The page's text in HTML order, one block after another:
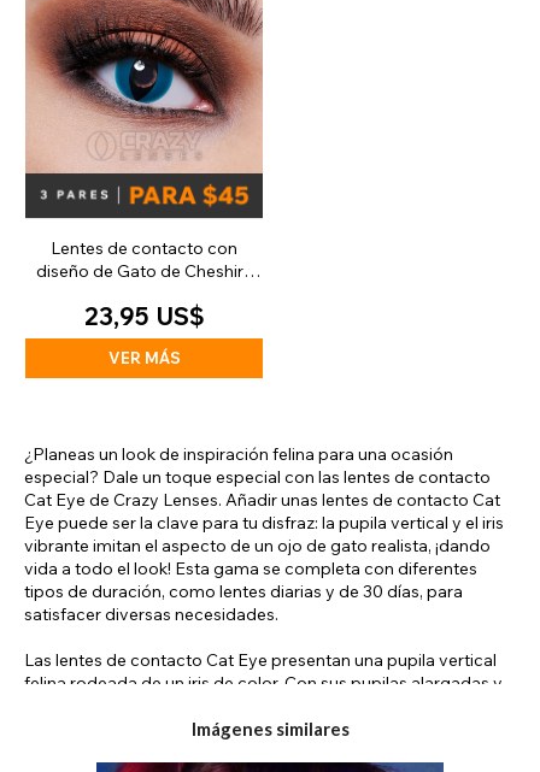
Lentes de contacto con
diseño de Gato de Cheshire
23,95 US$
VER MÁS
¿Planeas un look de inspiración felina para una ocasión
especial? Dale un toque especial con las lentes de contacto
Cat Eye de Crazy Lenses. Añadir unas lentes de contacto Cat
Eye puede ser la clave para tu disfraz: la pupila vertical y el iris
vibrante imitan el aspecto de un ojo de gato realista, ¡dando
vida a todo el look! Esta gama se completa con diferentes
tipos de duración, como lentes diarias y de 30 días, para
satisfacer diversas necesidades.
Las lentes de contacto Cat Eye presentan una pupila vertical
felina rodeada de un iris de color. Con sus pupilas alargadas y
elegancia de nuestros queridos amigos felinos, permitiendo a
Imágenes similares